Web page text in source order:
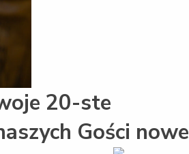
20-ste
Gości nowe